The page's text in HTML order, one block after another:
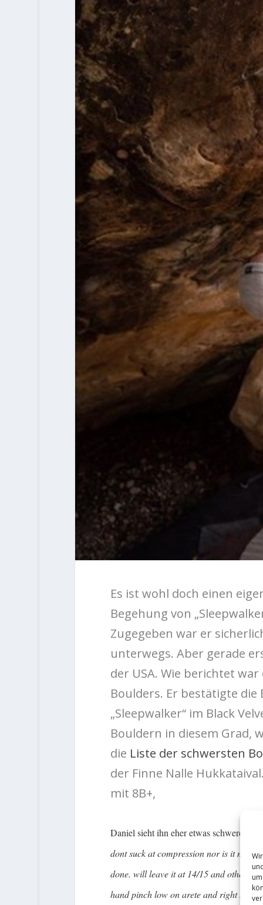
Es ist wohl doch einen
Begehung von
Zugegeben war er
unterwegs. Aber gerade
der USA. Wie berichtet
Boulders. Er bestätigte
„Sleepwalker“ im Black
Bouldern in diesem Grad,
die Liste der schwersten
der Finne Nalle
mit 8B+,
Daniel sieht ihn eher etwas schwerer:
dont suck at compression nor is it my
done. will leave it at 14/15 and others
hand pinch low on arete and right